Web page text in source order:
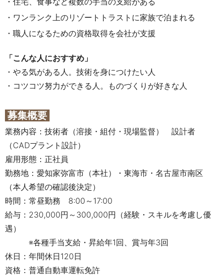
・ワンランク上のリゾートトラストに家族で泊まれる
・職人になるための資格取得を会社が支援
「こんな人におすすめ」
・やる気がある人。技術を身につけたい人
・コツコツ努力ができる人。ものづくりが好きな人
募集概要
業務内容：技術者（溶接・組付・現場監督） 設計者
（CADプラント設計）
雇用形態：正社員
勤務地：愛知家弥富市（本社）・東海市・名古屋市南区
（本人希望の確認後決定）
時間：常昼勤務 8:00～17:00
給与：230,000円～300,000円（経験・スキルを考慮し優
遇）
※各種手当支給・昇給年1回、賞与年3回
休日：年間休日120日
資格：普通自動車運転免許